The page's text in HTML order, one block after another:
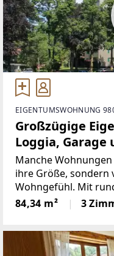
EIGENTUMSWOHNUNG
Großzügige
Loggia,
in
Manche
ihre Größe, sondern
Wohngefühl. Mit
inklusive Loggia,
Raumaufteilung
84,34 m² 3